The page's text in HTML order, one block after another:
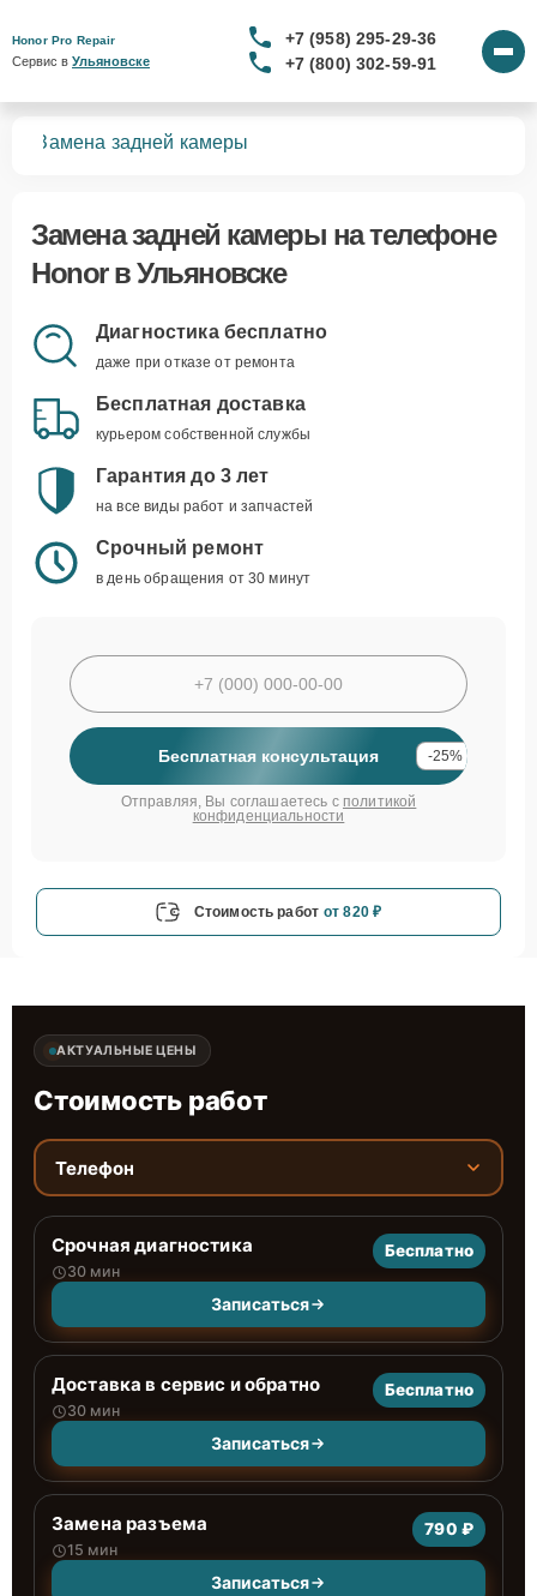
Honor Pro Repair
Сервис в Ульяновске
+7 (958) 295-29-36
+7 (800) 302-59-91
Замена задней камеры
Замена задней камеры на телефоне
Honor в Ульяновске
Диагностика бесплатно
даже при отказе от ремонта
Бесплатная доставка
курьером собственной службы
Гарантия до 3 лет
на все виды работ и запчастей
Срочный ремонт
в день обращения от 30 минут
Бесплатная консультация -25%
Отправляя, Вы соглашаетесь с политикой
конфиденциальности
Стоимость работ от 820 ₽
АКТУАЛЬНЫЕ ЦЕНЫ
Стоимость работ
Телефон
Срочная диагностика
30 мин
Бесплатно
Записаться
Доставка в сервис и обратно
30 мин
Бесплатно
Записаться
Замена разъема
15 мин
790 ₽
Записаться